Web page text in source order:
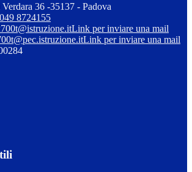
36 -35137 - Padova
8724155
Link per inviare una mail
Link per inviare una mail